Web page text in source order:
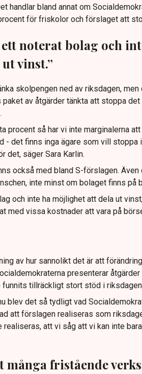
handlar bland annat om
för friskolor och förslaget att
noterat bolag och
vinst.”
skolpengen ned av riksdagen, men
av åtgärder tänkta att stoppa
procent så har vi inte marginalerna att
- det finns inga ägare som vill stoppa
det, säger Sara Karlin.
också med bland S-förslagen. Även
inte minst om bolaget finns på
och inte ha möjlighet att dela ut
med vissa kostnader att vara på
av hur sannolikt det är att
presenterar
tillräckligt stort stöd i
blev det så tydligt vad
att förslagen realiseras som
att vi såg att vi kan inte
fristående